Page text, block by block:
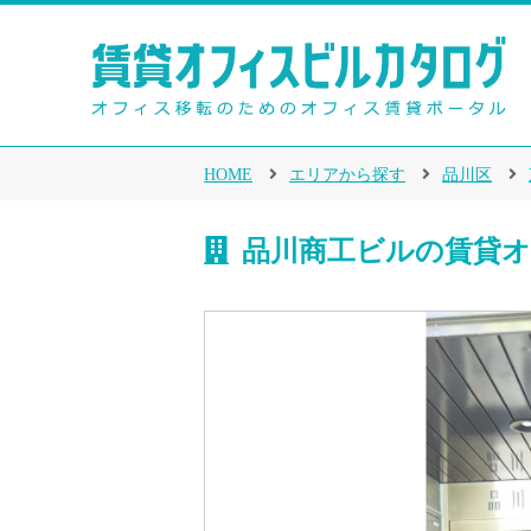
HOME エリアから探す 品川区
品川商工ビルの賃貸